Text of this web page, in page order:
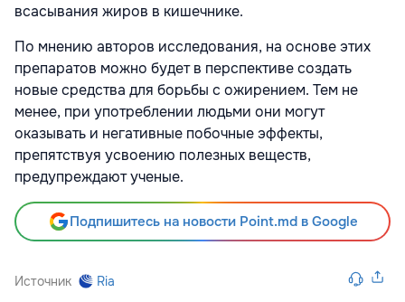
всасывания жиров в кишечнике.
По мнению авторов исследования, на основе этих
препаратов можно будет в перспективе создать
новые средства для борьбы с ожирением. Тем не
менее, при употреблении людьми они могут
оказывать и негативные побочные эффекты,
препятствуя усвоению полезных веществ,
предупреждают ученые.
Подпишитесь на новости Point.md в Google
Источник Ria